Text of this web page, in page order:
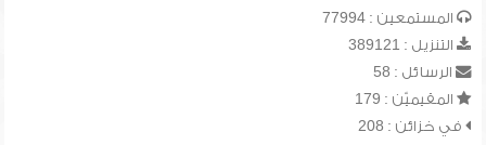
المستمعين : 77994
التنزيل : 389121
الرسائل : 58
المقيميّن : 179
في خزائن : 208